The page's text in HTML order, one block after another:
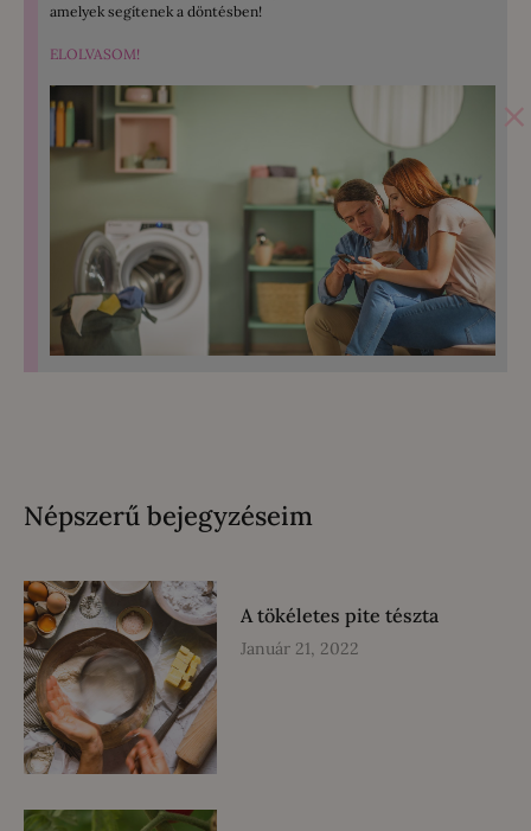
amelyek segítenek a döntésben!
ELOLVASOM!
×
Népszerű bejegyzéseim
A tökéletes pite tészta
Január 21, 2022